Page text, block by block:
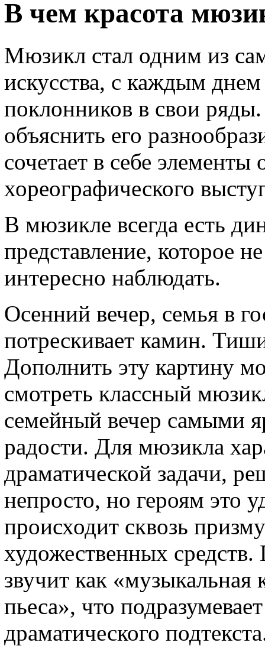
В чем красота
Мюзикл стал одним из
искусства, с каждым
поклонников в свои
объяснить его
сочетает в себе
хореографического
В мюзикле всегда есть
представление, которое
интересно наблюдать.
Осенний вечер, семья в
потрескивает камин.
Дополнить эту картину
смотреть классный
семейный вечер самыми
радости. Для мюзикла
драматической задачи,
непросто, но героям это
происходит сквозь
художественных
звучит как
пьеса», что
драматического